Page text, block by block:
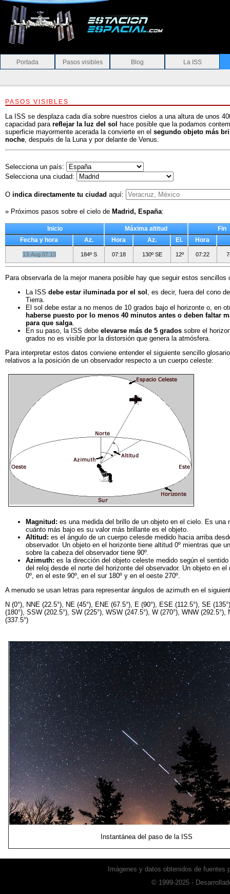
Portada Pasos visibles Blog La ISS
PASOS VISIBLES
La ISS se desplaza cada día sobre nuestros cielos a una altura de unos
capacidad para reflejar la luz del sol hace posible que la podamos
superficie mayormente acerada la convierte en el segundo objeto más
noche , después de la Luna y por delante de Venus.
Selecciona un país:
Selecciona una ciudad:
O indica directamente tu ciudad aquí:
» Próximos pasos sobre el cielo de Madrid, España:
Inicio Máxima altitud
Fin
Fecha y hora
Az. Hora Az. El. Hora
13-Aug 07:13 184º S 07:18 130º SE 12º 07:22
Para observarla de la mejor manera posible hay que seguir estos sencillos
La ISS debe estar iluminada por el sol
, es decir, fuera del cono
Tierra.
El sol debe estar a no menos de 10 grados bajo el horizonte o, en
haberse puesto por lo menos 40 minutos antes o deben faltar
para que salga
En su paso, la ISS debe elevarse más de 5 grados sobre el
grados no es visible por la distorsión que genera la atmósfera.
Para interpretar estos datos conviene entender el siguiente sencillo
relativos a la posición de un observador respecto a un cuerpo celeste:
Magnitud: es una medida del brillo de un objeto en el cielo. Es una
cuánto más bajo es su valor más brillante es el objeto.
Altitud: es el ángulo de un cuerpo celesde medido hacia arriba
observador. Un objeto en el horizonte tiene altitud 0º mientras que
sobre la cabeza del observador tiene 90º.
Azimuth: es la dirección del objeto celeste medido según el
del reloj desde el norte del horizonte del observador. Un objeto en el
0º, en el este 90º, en el sur 180º y en el oeste 270º.
A menudo se usan letras para representar ángulos de azimuth en el
N (0°), NNE (22.5°), NE (45°), ENE (67.5°), E (90°), ESE (112.5°), SE
(180°), SSW (202.5°), SW (225°), WSW (247.5°), W (270°), WNW (292.5°),
(337.5°)
Instantánea del paso de la ISS
Imágenes y datos obtenidos de fuentes
© 1999-2025 -